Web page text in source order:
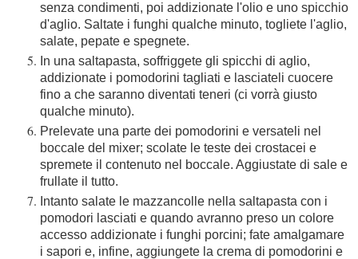
senza condimenti, poi addizionate l'olio e uno spicchio
d'aglio. Saltate i funghi qualche minuto, togliete l'aglio,
salate, pepate e spegnete.
In una saltapasta, soffriggete gli spicchi di aglio,
addizionate i pomodorini tagliati e lasciateli cuocere
fino a che saranno diventati teneri (ci vorrà giusto
qualche minuto).
Prelevate una parte dei pomodorini e versateli nel
boccale del mixer; scolate le teste dei crostacei e
spremete il contenuto nel boccale. Aggiustate di sale e
frullate il tutto.
Intanto salate le mazzancolle nella saltapasta con i
pomodori lasciati e quando avranno preso un colore
accesso addizionate i funghi porcini; fate amalgamare
i sapori e, infine, aggiungete la crema di pomodorini e